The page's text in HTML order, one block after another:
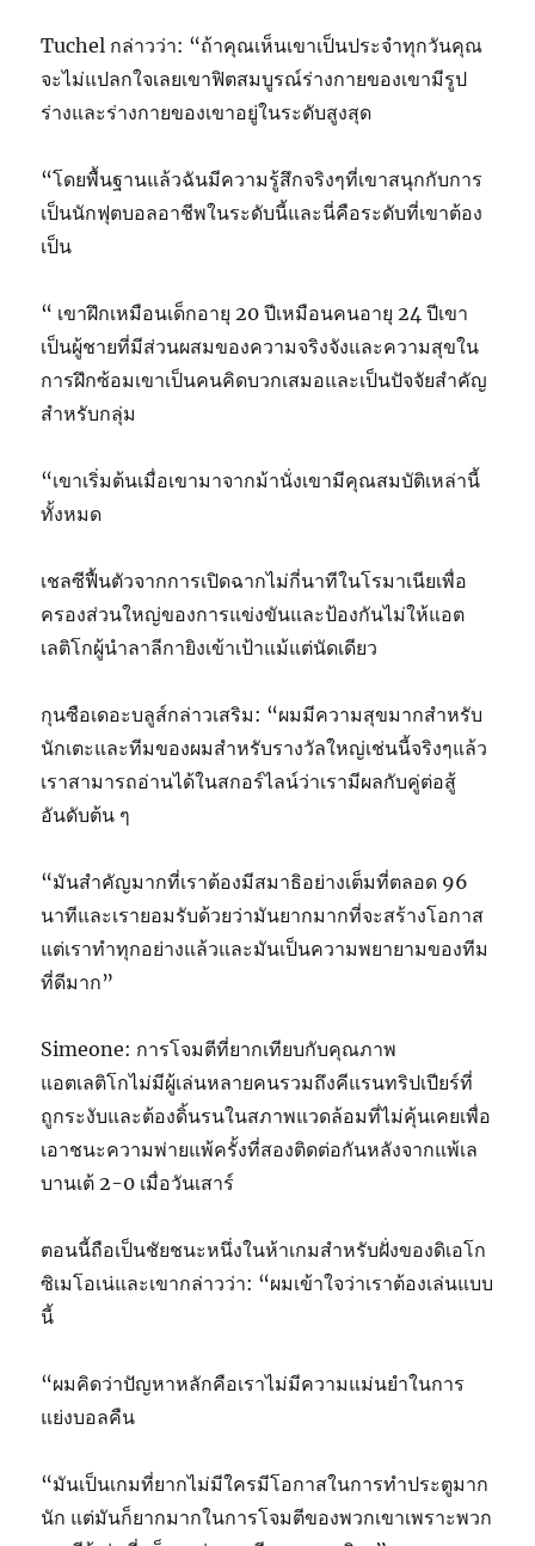
Tuchel กล่าวว่า: “ถ้าคุณเห็นเขาเป็นประจำทุกวันคุณ
จะไม่แปลกใจเลยเขาฟิตสมบูรณ์ร่างกายของเขามีรูป
ร่างและร่างกายของเขาอยู่ในระดับสูงสุด
“โดยพื้นฐานแล้วฉันมีความรู้สึกจริงๆที่เขาสนุกกับการ
เป็นนักฟุตบอลอาชีพในระดับนี้และนี่คือระดับที่เขาต้อง
เป็น
“ เขาฝึกเหมือนเด็กอายุ 20 ปีเหมือนคนอายุ 24 ปีเขา
เป็นผู้ชายที่มีส่วนผสมของความจริงจังและความสุขใน
การฝึกซ้อมเขาเป็นคนคิดบวกเสมอและเป็นปัจจัยสำคัญ
สำหรับกลุ่ม
“เขาเริ่มต้นเมื่อเขามาจากม้านั่งเขามีคุณสมบัติเหล่านี้
ทั้งหมด
เชลซีฟื้นตัวจากการเปิดฉากไม่กี่นาทีในโรมาเนียเพื่อ
ครองส่วนใหญ่ของการแข่งขันและป้องกันไม่ให้แอต
เลติโกผู้นำลาลีกายิงเข้าเป้าแม้แต่นัดเดียว
กุนซือเดอะบลูส์กล่าวเสริม: “ผมมีความสุขมากสำหรับ
นักเตะและทีมของผมสำหรับรางวัลใหญ่เช่นนี้จริงๆแล้ว
เราสามารถอ่านได้ในสกอร์ไลน์ว่าเรามีผลกับคู่ต่อสู้
อันดับต้น ๆ
“มันสำคัญมากที่เราต้องมีสมาธิอย่างเต็มที่ตลอด 96
นาทีและเรายอมรับด้วยว่ามันยากมากที่จะสร้างโอกาส
แต่เราทำทุกอย่างแล้วและมันเป็นความพยายามของทีม
ที่ดีมาก”
Simeone: การโจมตีที่ยากเทียบกับคุณภาพ
แอตเลติโกไม่มีผู้เล่นหลายคนรวมถึงคีแรนทริปเปียร์ที่
ถูกระงับและต้องดิ้นรนในสภาพแวดล้อมที่ไม่คุ้นเคยเพื่อ
เอาชนะความพ่ายแพ้ครั้งที่สองติดต่อกันหลังจากแพ้เล
บานเต้ 2-0 เมื่อวันเสาร์
ตอนนี้ถือเป็นชัยชนะหนึ่งในห้าเกมสำหรับฝั่งของดิเอโก
ซิเมโอเน่และเขากล่าวว่า: “ผมเข้าใจว่าเราต้องเล่นแบบ
นี้
“ผมคิดว่าปัญหาหลักคือเราไม่มีความแม่นยำในการ
แย่งบอลคืน
“มันเป็นเกมที่ยากไม่มีใครมีโอกาสในการทำประตูมาก
นัก แต่มันก็ยากมากในการโจมตีของพวกเขาเพราะพวก